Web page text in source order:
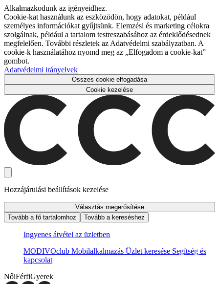
Alkalmazkodunk az igényeidhez.
Cookie-kat használunk az eszközödön, hogy adatokat, például
személyes információkat gyűjtsünk. Elemzési és marketing célokra
szolgálnak, például a tartalom testreszabásához az érdeklődésednek
megfelelően. További részletek az Adatvédelmi szabályzatban. A
cookie-k használatához nyomd meg az „Elfogadom a cookie-kat”
gombot.
Adatvédelmi irányelvek
Összes cookie elfogadása
Cookie kezelése
Hozzájárulási beállítások kezelése
Választás megerősítése
Tovább a fő tartalomhoz
Tovább a kereséshez
Ingyenes átvétel az üzletben
MODIVOclub Mobilalkalmazás Üzlet keresése Segítség és
kapcsolat
NőiFérfiGyerek